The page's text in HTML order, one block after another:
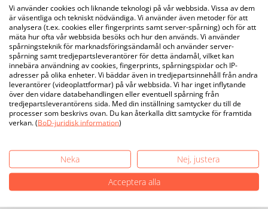
Vi använder cookies och liknande teknologi på vår webbsida. Vissa av dem
är väsentliga och tekniskt nödvändiga. Vi använder även metoder för att
analysera (t.ex. cookies eller fingerprints samt server-spårning) och för att
mäta hur ofta vår webbsida besöks och hur den används. Vi använder
spårningsteknik för marknadsföringsändamål och använder server-
spårning samt tredjepartsleverantörer för detta ändamål, vilket kan
innebära användning av cookies, fingerprints, spårningspixlar och IP-
adresser på olika enheter. Vi bäddar även in tredjepartsinnehåll från andra
leverantörer (videoplattformar) på vår webbsida. Vi har inget inflytande
över den vidare databehandlingen eller eventuell spårning från
tredjepartsleverantörens sida. Med din inställning samtycker du till de
processer som beskrivs ovan. Du kan återkalla ditt samtycke för framtida
verkan. (BoD-juridisk information)
Neka
Nej, justera
Acceptera alla